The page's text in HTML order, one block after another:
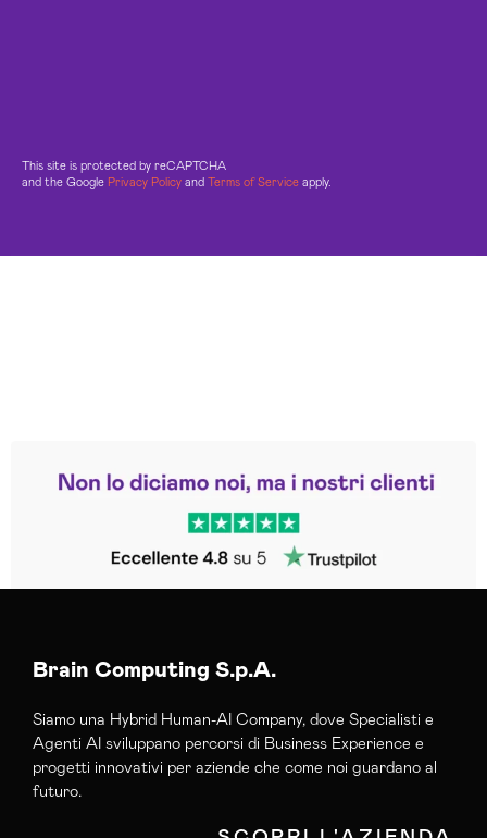
This site is protected by reCAPTCHA
and the Google Privacy Policy and Terms of Service apply.
Trustpilot
Brain Computing S.p.A.
Siamo una Hybrid Human-AI Company, dove Specialisti e
Agenti AI sviluppano percorsi di Business Experience e
progetti innovativi per aziende che come noi guardano al
futuro.